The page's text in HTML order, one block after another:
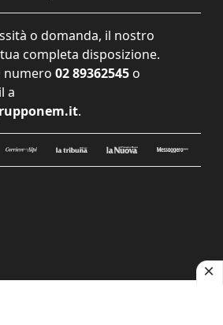
o domanda, il nostro
completa disposizione.
numero 02 89362545 o
a
.